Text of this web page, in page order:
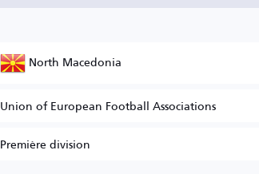
North Macedonia
Union of European Football Associations
Première division